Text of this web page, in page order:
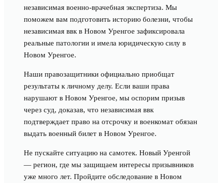
независимая военно-врачебная экспертиза. Мы
поможем вам подготовить историю болезни, чтобы
независимая ввк в Новом Уренгое зафиксировала
реальные патологии и имела юридическую силу в
Новом Уренгое.
Наши правозащитники официально приобщат
результаты к личному делу. Если ваши права
нарушают в Новом Уренгое, мы оспорим призыв
через суд, доказав, что независимая ввк
подтверждает право на отсрочку и военкомат обязан
выдать военный билет в Новом Уренгое.
Не пускайте ситуацию на самотек. Новый Уренгой
— регион, где мы защищаем интересы призывников
уже много лет. Пройдите обследование в Новом